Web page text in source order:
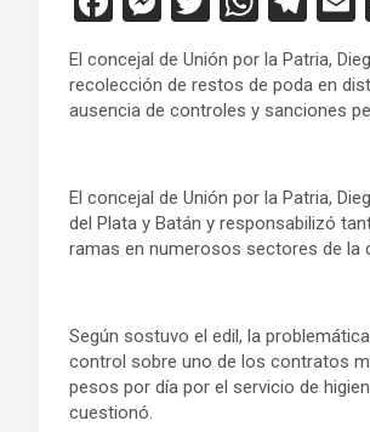
ce
b
o
k
es
se
n
er
wi
tt
er
h
at
s
p
p
el
e
gr
m
El concejal de Unión por la Patria,
recolección de restos de poda en
ausencia de controles y sanciones
El concejal de Unión por la Patria,
del Plata y Batán y responsabilizó
ramas en numerosos sectores de la
Según sostuvo el edil, la
control sobre uno de los contratos
pesos por día por el servicio de
cuestionó.